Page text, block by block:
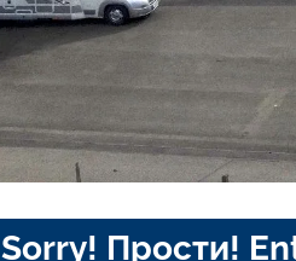
Sorry! Прости!